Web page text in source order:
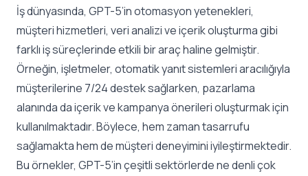
İş dünyasında, GPT-5’in otomasyon yetenekleri,
müşteri hizmetleri, veri analizi ve içerik oluşturma gibi
farklı iş süreçlerinde etkili bir araç haline gelmiştir.
Örneğin, işletmeler, otomatik yanıt sistemleri aracılığıyla
müşterilerine 7/24 destek sağlarken, pazarlama
alanında da içerik ve kampanya önerileri oluşturmak için
kullanılmaktadır. Böylece, hem zaman tasarrufu
sağlamakta hem de müşteri deneyimini iyileştirmektedir.
Bu örnekler, GPT-5’in çeşitli sektörlerde ne denli çok